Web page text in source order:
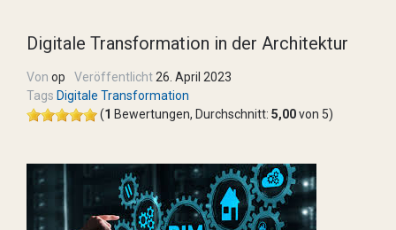
Digitale Transformation in der Architektur
Von op Veröffentlicht 26. April 2023
Tags Digitale Transformation
(1 Bewertungen, Durchschnitt: 5,00von 5)